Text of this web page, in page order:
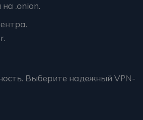
.onion.
Выберите надежный VPN-